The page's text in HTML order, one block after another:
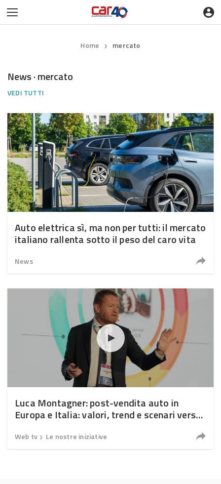
Home ❯ mercato
News · mercato
VEDI TUTTI
Auto elettrica sì, ma non per tutti: il mercato
italiano rallenta sotto il peso del caro vita
News
Luca Montagner: post-vendita auto in
Europa e Italia: valori, trend e scenari verso
Web tv ❯ Le nostre iniziative